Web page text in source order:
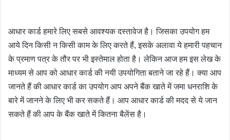
आधार कार्ड हमारे लिए सबसे आवश्यक दस्तावेज है। जिसका उपयोग हम
आये दिन किसी न किसी काम के लिए करते हैं, इसके अलावा ये हमारी पहचान
के प्रमाण पत्र के तौर पर भी इस्तेमाल होता है। लेकिन आज हम इस लेख के
माध्यम से आप को आधार कार्ड की नयी उपयोगिता बताने जा रहे हैं। क्या आप
जानते हैं की आधार कार्ड का उपयोग आप अपने बैंक खाते में जमा धनराशि के
बारे में जानने के लिए भी कर सकते हैं। आप आधार कार्ड की मदद से ये जान
सकते हैं की आप के बैंक खाते में कितना बैलेंस है।